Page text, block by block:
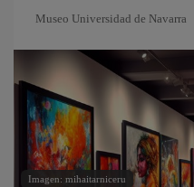
Museo Universidad de Navarra
Imagen: mihaitarniceru